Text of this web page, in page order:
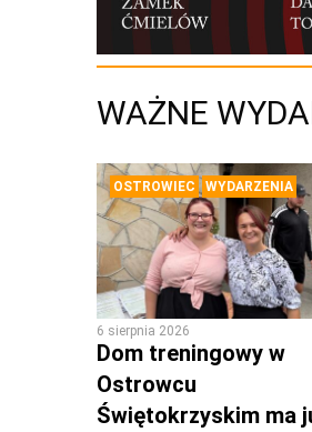
WAŻNE
OSTROWIEC WYDARZENIA
6 sierpnia 2026
Dom treningowy w
Ostrowcu
Świętokrzyskim ma